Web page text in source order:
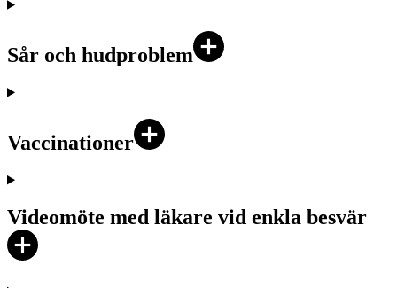
Sår och hudproblem
Vaccinationer
Videomöte med läkare vid enkla besvär